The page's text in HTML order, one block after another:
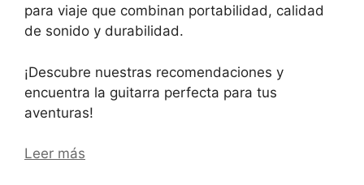
para viaje que combinan portabilidad, calidad
de sonido y durabilidad.
¡Descubre nuestras recomendaciones y
encuentra la guitarra perfecta para tus
aventuras!
Leer más